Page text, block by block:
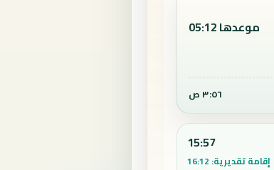
موعدها 05:12
٣:٥٦ ص
15:57
إقامة تقديرية: 16:12